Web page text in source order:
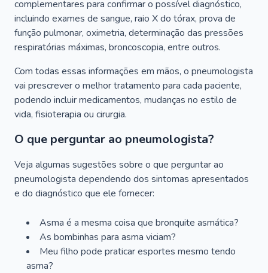
complementares para confirmar o possível diagnóstico,
incluindo exames de sangue, raio X do tórax, prova de
função pulmonar, oximetria, determinação das pressões
respiratórias máximas, broncoscopia, entre outros.
Com todas essas informações em mãos, o pneumologista
vai prescrever o melhor tratamento para cada paciente,
podendo incluir medicamentos, mudanças no estilo de
vida, fisioterapia ou cirurgia.
O que perguntar ao pneumologista?
Veja algumas sugestões sobre o que perguntar ao
pneumologista dependendo dos sintomas apresentados
e do diagnóstico que ele fornecer:
Asma é a mesma coisa que bronquite asmática?
As bombinhas para asma viciam?
Meu filho pode praticar esportes mesmo tendo
asma?